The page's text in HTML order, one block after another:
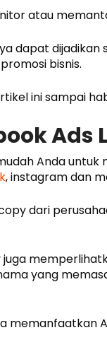
atau
dapat
bisnis.
ini sampai
Ads
Anda untuk
, instagram dan
dari
yang